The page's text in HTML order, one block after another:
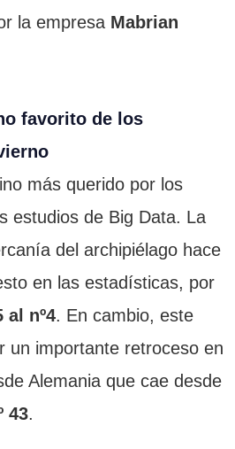
la empresa Mabrian
favorito de los
más querido por los
estudios de Big Data. La
del archipiélago hace
en las estadísticas, por
al nº4. En cambio, este
un importante retroceso en
Alemania que cae desde
43.